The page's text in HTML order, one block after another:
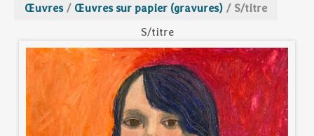
Œuvres / Œuvres sur papier (gravures) / S/titre
S/titre